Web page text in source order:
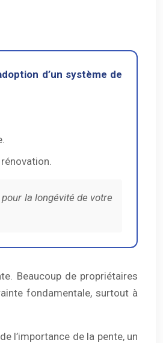
d’un système de
la longévité de votre
Beaucoup de propriétaires
fondamentale, surtout à
l’importance de la pente, un